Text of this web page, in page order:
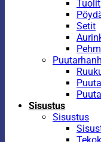
Tuolit
Setit
Sisustus
Sisustus